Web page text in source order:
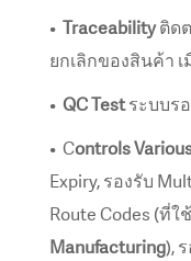
• Traceabilityติด
ยกเลิกของสินค้า
• QC Testระบบร
• Controls
Expiry, รองรับ
Route Codes (ที่
Manufacturing),